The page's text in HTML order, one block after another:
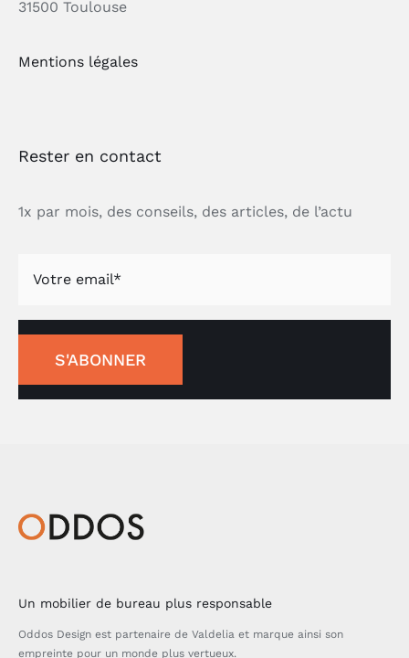
31500 Toulouse
Mentions légales
Rester en contact
1x par mois, des conseils, des articles, de l’actu
S'ABONNER
Un mobilier de bureau plus responsable
Oddos Design est partenaire de Valdelia et marque ainsi son
empreinte pour un monde plus vertueux.